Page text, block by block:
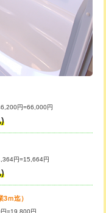
8,800円
22,000円
33,000円
33,000円
円=66,000円
円=15,664円
ｍ迄）
=19,800円